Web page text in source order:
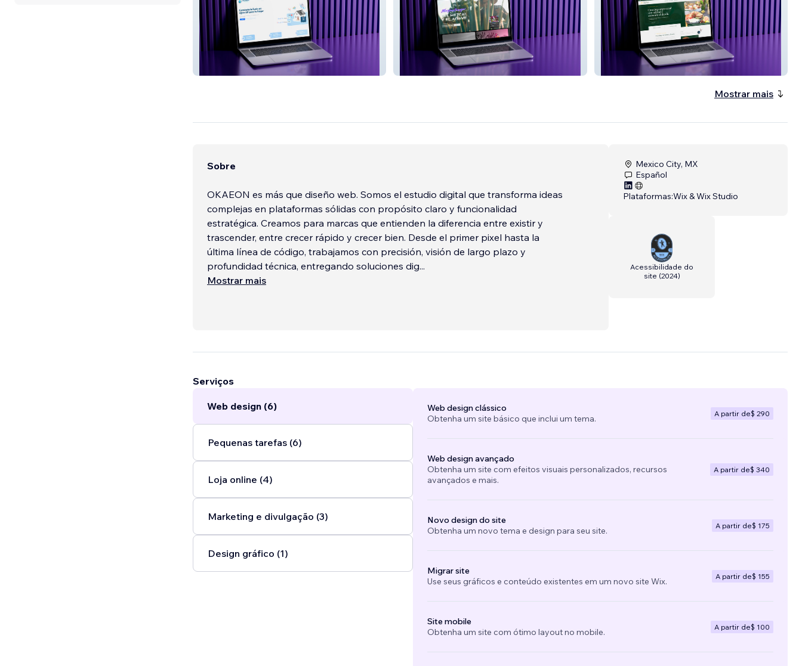
Mundo Mezcal La Ruta del Pan
Mostrar mais
Sobre
OKAEON es más que diseño web. Somos el estudio digital que transforma ideas
complejas en plataformas sólidas con propósito claro y funcionalidad
estratégica. Creamos para marcas que entienden la diferencia entre existir y
trascender, entre crecer rápido y crecer bien. Desde el primer pixel hasta la
última línea de código, trabajamos con precisión, visión de largo plazo y
profundidad técnica, entregando soluciones dig...
Mostrar mais
Mexico City, MX
Español
Plataformas:Wix & Wix Studio
Acessibilidade do
site (2024)
Serviços
Web design (6)
Pequenas tarefas (6)
Loja online (4)
Marketing e divulgação (3)
Design gráfico (1)
Web design clássico
Obtenha um site básico que inclui um tema.
A partir de$ 290
Web design avançado
Obtenha um site com efeitos visuais personalizados, recursos
avançados e mais.
A partir de$ 340
Novo design do site
Obtenha um novo tema e design para seu site.
A partir de$ 175
Migrar site
Use seus gráficos e conteúdo existentes em um novo site Wix.
A partir de$ 155
Site mobile
Obtenha um site com ótimo layout no mobile.
A partir de$ 100